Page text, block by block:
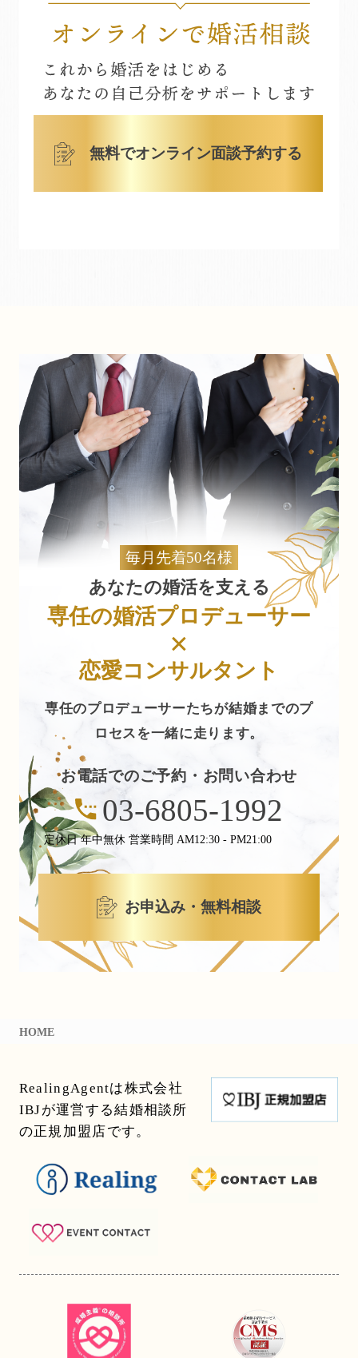
無料でオンライン面談予約する
毎月先着50名様
あなたの婚活を支える
専任の婚活プロデューサー
×
恋愛コンサルタント
専任のプロデューサーたちが結婚までのプ
ロセスを一緒に走ります。
お電話でのご予約・お問い合わせ
03-6805-1992
定休日 年中無休 営業時間 AM12:30 - PM21:00
お申込み・無料相談
HOME
RealingAgentは株式会社
IBJが運営する結婚相談所
の正規加盟店です。